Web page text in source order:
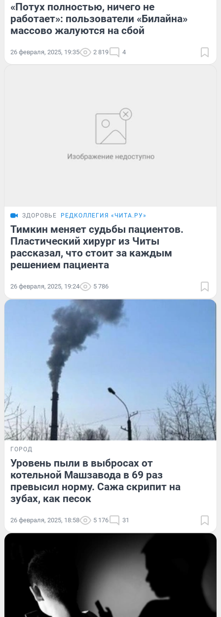
«Потух полностью, ничего не
работает»: пользователи «Билайна»
массово жалуются на сбой
26 февраля, 2025, 19:35 2 819 4
ЗДОРОВЬЕ РЕДКОЛЛЕГИЯ «ЧИТА.РУ»
Тимкин меняет судьбы пациентов.
Пластический хирург из Читы
рассказал, что стоит за каждым
решением пациента
26 февраля, 2025, 19:24 5 786
ГОРОД
Уровень пыли в выбросах от
котельной Машзавода в 69 раз
превысил норму. Сажа скрипит на
зубах, как песок
26 февраля, 2025, 18:58 5 176 31